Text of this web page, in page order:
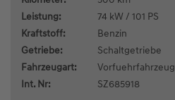
Leistung:
74 kW / 101 PS
Kraftstoff:
Benzin
Getriebe:
Schaltgetriebe
Fahrzeugart:
Vorfuehrfahrzeug
Int. Nr:
SZ685918